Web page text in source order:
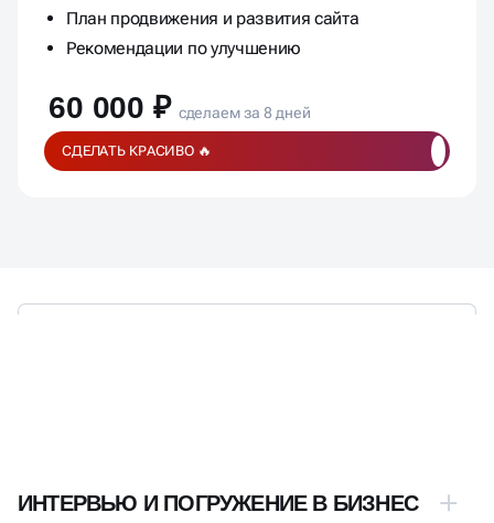
План продвижения и развития сайта
Рекомендации по улучшению
60 000 ₽ сделаем за 8 дней
СДЕЛАТЬ КРАСИВО 🔥
ИНТЕРВЬЮ И ПОГРУЖЕНИЕ В БИЗНЕС